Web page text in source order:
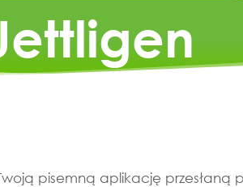
pisemną aplikację przesłaną